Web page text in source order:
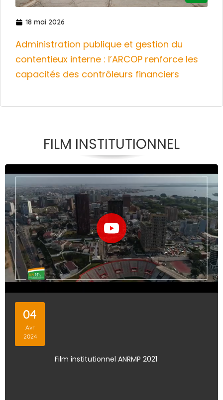
18 mai 2026
Administration publique et gestion du
contentieux interne : l’ARCOP renforce les
capacités des contrôleurs financiers
FILM INSTITUTIONNEL
Film institutionnel ANRMP 2021
04
Avr
2024